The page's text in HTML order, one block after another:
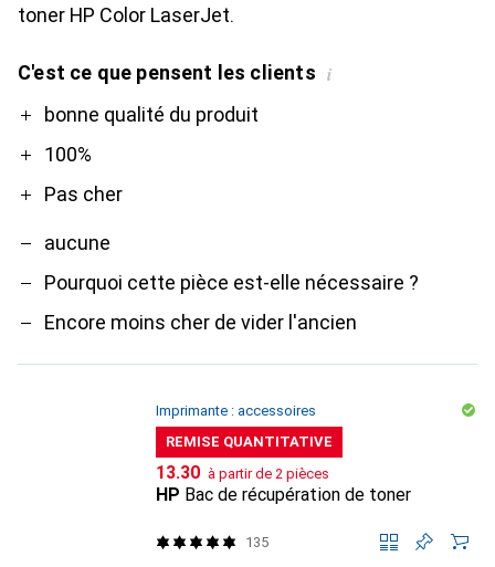
toner HP Color LaserJet.
C'est ce que pensent les clients i
Probonne qualité du produit
100%
Pas cher
Contre
aucune
Pourquoi cette pièce est-elle nécessaire ?
Encore moins cher de vider l'ancien
Imprimante : accessoires
REMISE QUANTITATIVE
CHF
13.30 à partir de 2 pièces
HP Bac de récupération de toner
135